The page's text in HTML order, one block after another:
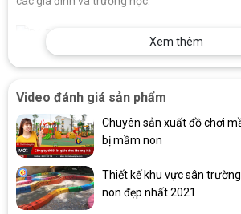
Bộ Dinh Dưỡng 3 Cho Trẻ Mầm Non Độ
Với thiết kế bắt mắt, tinh tế giống y như thật,
rất được các bé yêu thích và sử dụng rộng
MÔ TẢ CHI TIẾT BỘ DINH DƯỠNG 3
Tên sản phầm: bộ đồ chơi dinh dưỡng cho bé
Xem thêm
Video đánh giá sản phẩm
Chuyên sản xuất đồ chơi
bị mầm non
Thiết kế khu vực sân
non đẹp nhất 2021